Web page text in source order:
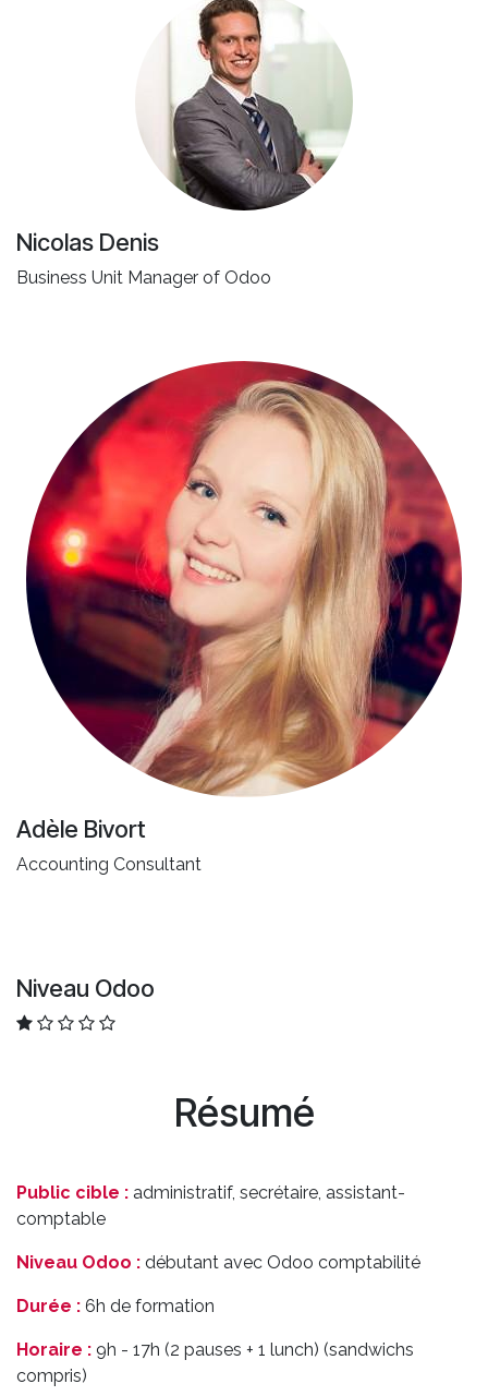
Nicolas Denis
Business Unit Manager of Odoo
Adèle Bivort
Accounting Consultant
Niveau Odoo
Résumé
Public cible : administratif, secrétaire, assistant-
comptable
Niveau Odoo : débutant avec Odoo comptabilité
Durée : 6h de formation
Horaire : 9h - 17h (2 pauses + 1 lunch) (sandwichs
compris)